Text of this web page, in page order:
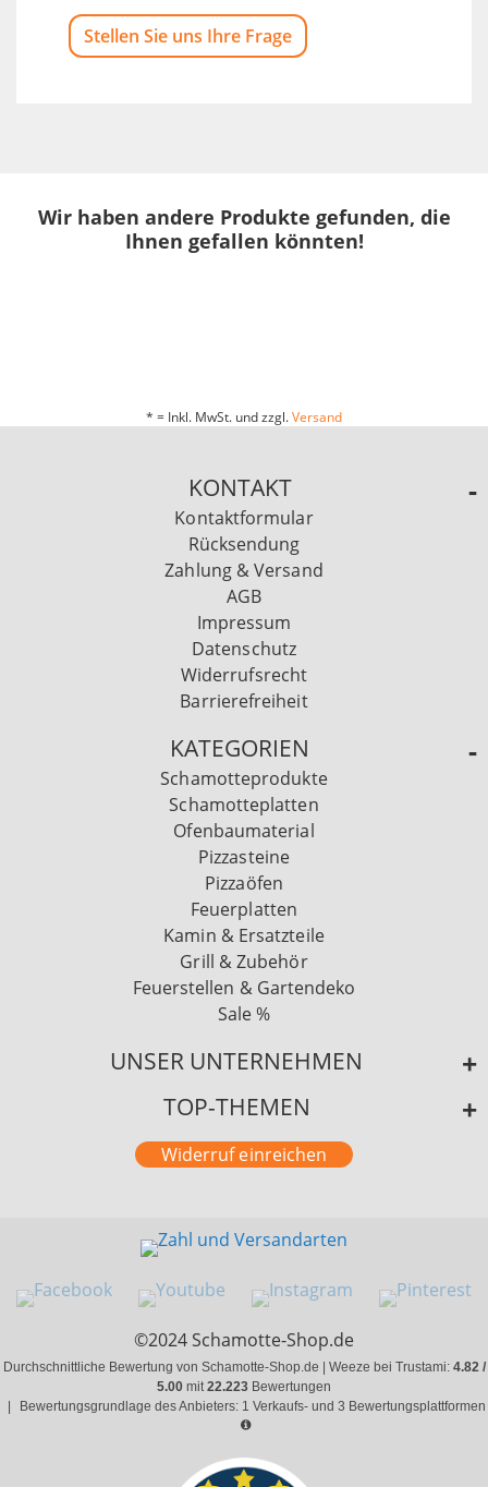
Stellen Sie uns Ihre Frage
Wir haben andere Produkte gefunden, die
Ihnen gefallen könnten!
* = Inkl. MwSt. und zzgl.Versand
KONTAKT
Kontaktformular
Rücksendung
Zahlung & Versand
AGB
Impressum
Datenschutz
Widerrufsrecht
Barrierefreiheit
KATEGORIEN
Schamotteprodukte
Schamotteplatten
Ofenbaumaterial
Pizzasteine
Pizzaöfen
Feuerplatten
Kamin & Ersatzteile
Grill & Zubehör
Feuerstellen & Gartendeko
Sale %
UNSER UNTERNEHMEN
TOP-THEMEN
Widerruf einreichen
©2024 Schamotte-Shop.de
Durchschnittliche Bewertung von Schamotte-Shop.de | Weeze bei Trustami: 4.82 /
5.00 mit22.223 Bewertungen
Bewertungsgrundlage des Anbieters: 1 Verkaufs- und 3 Bewertungsplattformen